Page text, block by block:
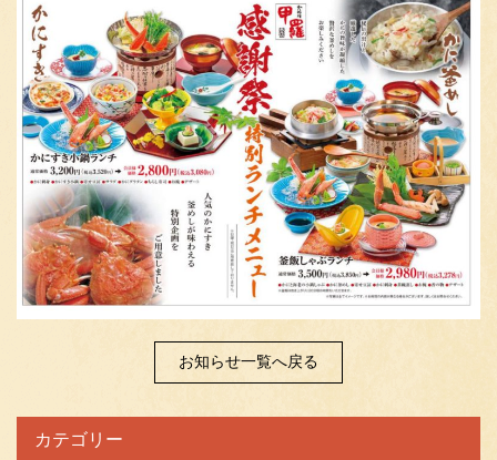
お知らせ一覧へ戻る
カテゴリー